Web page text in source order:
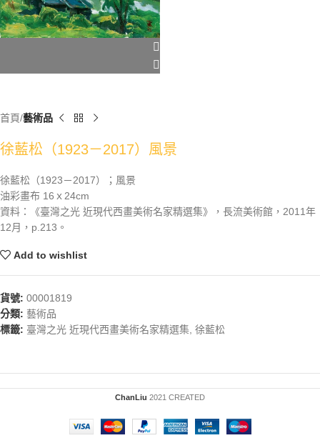
首頁 藝術品
徐藍松（1923－2017）風景
徐藍松（1923－2017）；風景
油彩畫布 16ｘ24cm
資料：《臺灣之光 近現代西畫美術名家精選集》，長流美術館，2011年
12月，p.213。
Add to wishlist
貨號: 00001819
分類: 藝術品
標籤: 臺灣之光 近現代西畫美術名家精選集 徐藍松
ChanLiu 2021 CREATED